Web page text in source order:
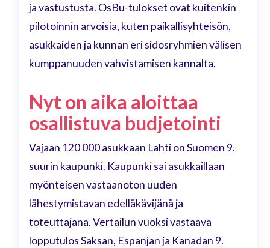
ja vastustusta. OsBu-tulokset ovat kuitenkin
pilotoinnin arvoisia, kuten paikallisyhteisön,
asukkaiden ja kunnan eri sidosryhmien välisen
kumppanuuden vahvistamisen kannalta.
Nyt on aika aloittaa
osallistuva budjetointi
Vajaan 120 000 asukkaan Lahti on Suomen 9.
suurin kaupunki. Kaupunki sai asukkaillaan
myönteisen vastaanoton uuden
lähestymistavan edelläkävijänä ja
toteuttajana. Vertailun vuoksi vastaava
lopputulos Saksan, Espanjan ja Kanadan 9.